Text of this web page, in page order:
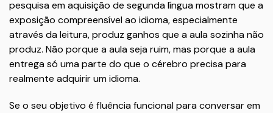
pesquisa em aquisição de segunda língua mostram que a
exposição compreensível ao idioma, especialmente
através da leitura, produz ganhos que a aula sozinha não
produz. Não porque a aula seja ruim, mas porque a aula
entrega só uma parte do que o cérebro precisa para
realmente adquirir um idioma.
Se o seu objetivo é fluência funcional para conversar em